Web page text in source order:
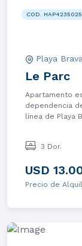
COD. HAP4235025
Playa
Le Parc
Apartamento
dependencia
línea de Playa
3 Dor.
USD
Precio de